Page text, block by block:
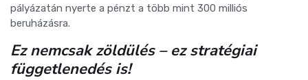
pályázatán nyerte a pénzt a több mint 300 milliós
beruházásra.
Ez nemcsak zöldülés – ez stratégiai
függetlenedés is!